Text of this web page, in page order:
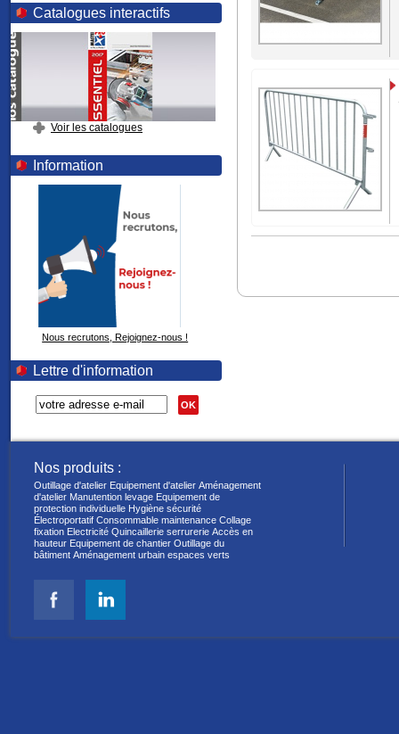
Catalogues interactifs
Voir les catalogues
Information
Nous recrutons, Rejoignez-nous !
Lettre d'information
OK
Nos produits :
Outillage d'atelier Equipement d'atelier Aménagement
d'atelier Manutention levage Equipement de
protection individuelle Hygiène sécurité
Électroportatif Consommable maintenance Collage
fixation Electricité Quincaillerie serrurerie Accès en
hauteur Equipement de chantier Outillage du
bâtiment Aménagement urbain espaces verts